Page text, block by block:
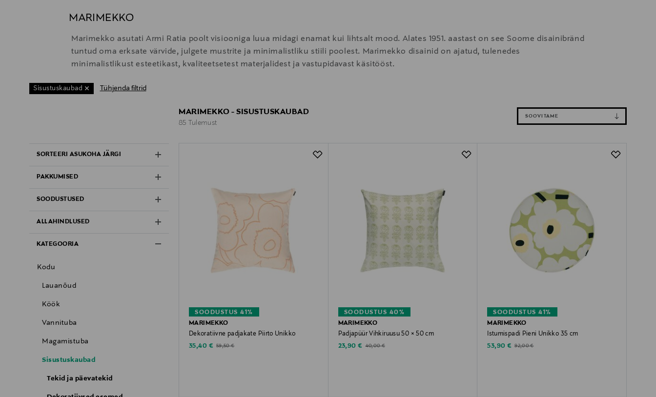
MARIMEKKO
Marimekko asutati Armi Ratia poolt visiooniga luua midagi enamat kui lihtsalt mood. Alates 1951. aastast on see Soome disainibränd
tuntud oma erksate värvide, julgete mustrite ja minimalistliku stiili poolest. Marimekko disainid on ajatud, tulenedes
minimalistlikust esteetikast, kvaliteetsetest materjalidest ja vastupidavast käsitööst.
Sisustuskaubad Tühjenda filtrid
SORTEERI ASUKOHA JÄRGI
PAKKUMISED
SOODUSTUSED
ALLAHINDLUSED
KATEGOORIA
Kodu
Lauanõud
Köök
Vannituba
Magamistuba
Sisustuskaubad
Tekid ja päevatekid
MARIMEKKO - SISUSTUSKAUBAD
85 Tulemust
SOOVITAME
SOODUSTUS 41%
MARIMEKKO
Dekoratiivne padjakate Piirto Unikko
Discounted Price
35,40 € Original Price
59,50 €
SOODUSTUS 40%
MARIMEKKO
Padjapüür Vihkiruusu 50 × 50 cm
Discounted Price
23,90 € Original Price
40,00 €
SOODUSTUS 41%
MARIMEKKO
Istumispadi Pieni Unikko 35 cm
Discounted Price
53,90 € Original Price
92,00 €